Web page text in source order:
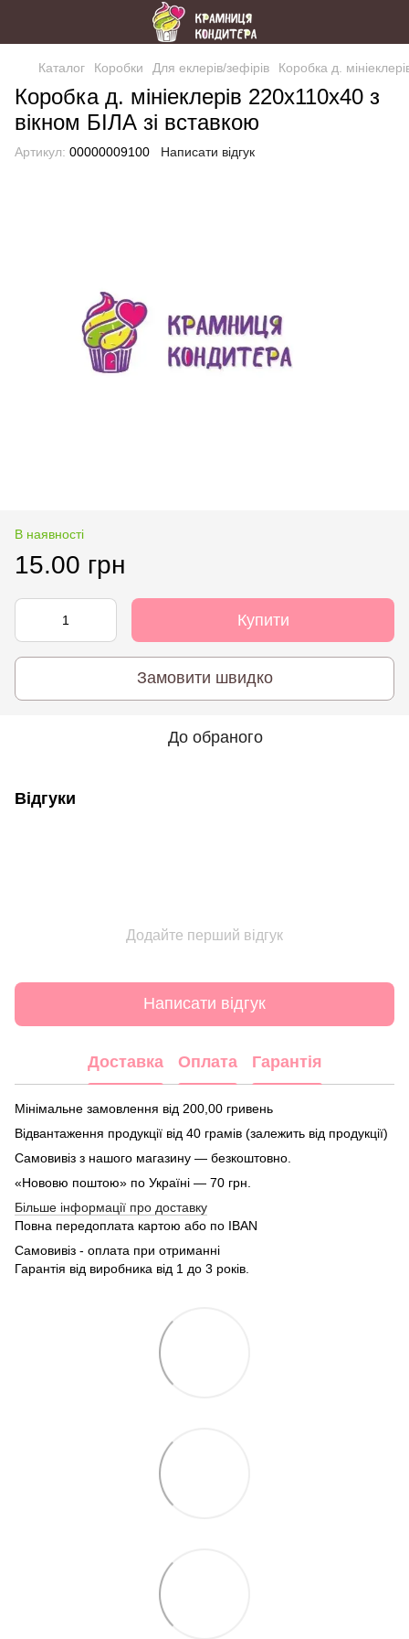
Каталог Коробки Для еклерів/зефірів Коробка д.
Коробка д. мініеклерів 220х110х40 з
вікном БІЛА зі вставкою
Артикул: 00000009100 Написати відгук
В наявності
15.00 грн
Купити
Замовити швидко
До обраного
Відгуки
Додайте перший відгук
Написати відгук
Доставка Оплата Гарантія
Мінімальне замовлення від 200,00 гривень
Відвантаження продукції від 40 грамів (залежить від продукції)
Самовивіз з нашого магазину — безкоштовно.
«Нововю поштою» по Україні — 70 грн.
Більше інформації про доставку
Повна передоплата картою або по IBAN
Самовивіз - оплата при отриманні
Гарантія від виробника від 1 до 3 років.